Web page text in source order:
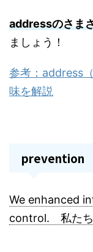
addressのさま
ましょう！
参考：address
味を解説
prevention
We enhanced
control. 私たち